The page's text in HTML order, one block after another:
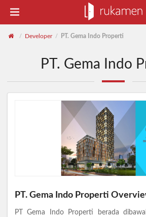
/ Developer / PT. Gema Indo Properti
PT. Gema Indo
PT. Gema Indo Properti
PT Gema Indo Properti berada